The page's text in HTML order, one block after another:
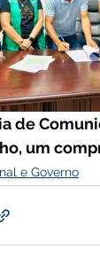
de
um
e Governo